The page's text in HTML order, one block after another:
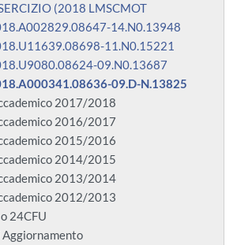
(2018 LMSCMOT
14.N0.13948
11.N0.15221
09.N0.13687
09.D-N.13825
2017/2018
2016/2017
2015/2016
2014/2015
2013/2014
2012/2013
24CFU
Aggiornamento